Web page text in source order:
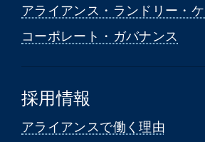
アライアンス・ランドリー・
コーポレート・ガバナンス
採用情報
アライアンスで働く理由